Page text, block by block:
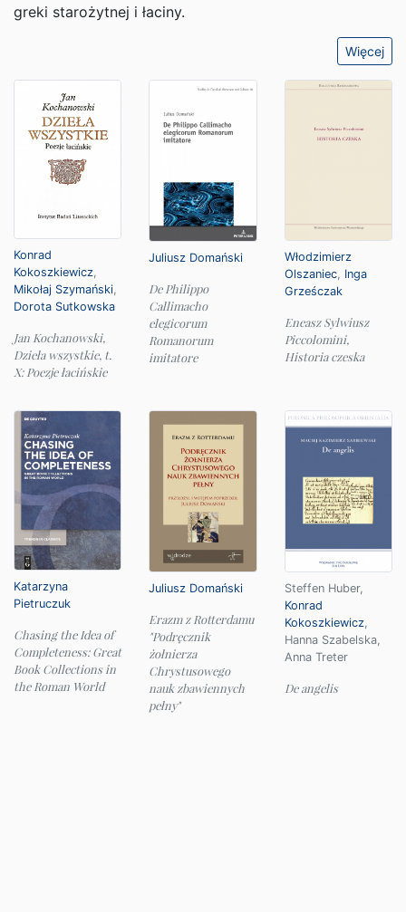
Konrad
Kokoszkiewicz,
Mikołaj Szymański,
Dorota Sutkowska
Jan Kochanowski,
Dzieła wszystkie, t.
X: Poezje łacińskie
Juliusz Domański
De Philippo
Callimacho
elegicorum
Romanorum
imitatore
Włodzimierz
Olszaniec, Inga
Grześczak
Eneasz Sylwiusz
Piccolomini,
Historia czeska
Katarzyna
Pietruczuk
Chasing the Idea of
Completeness: Great
Book Collections in
the Roman World
Juliusz Domański
Erazm z Rotterdamu
"Podręcznik
żołnierza
Chrystusowego
nauk zbawiennych
pełny"
Steffen Huber,
Konrad
Kokoszkiewicz,
Hanna Szabelska,
Anna Treter
De angelis
greki starożytnej i łaciny.
Więcej